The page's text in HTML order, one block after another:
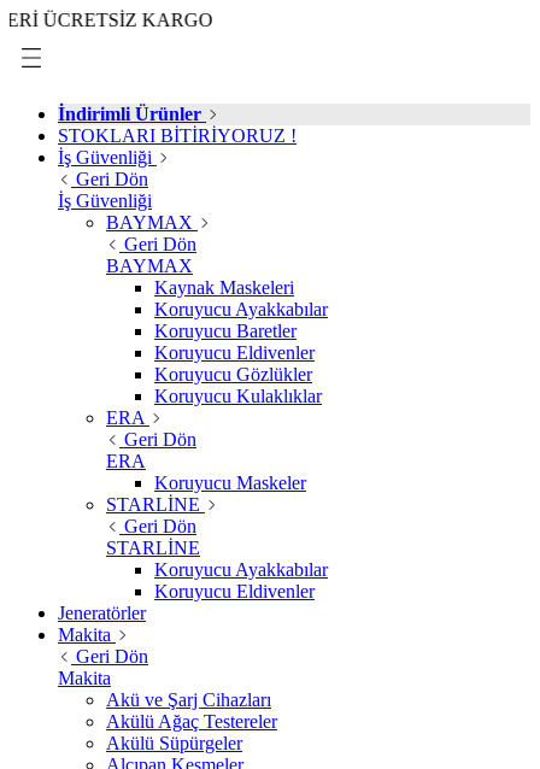
KARGO
İndirimli Ürünler
STOKLARI BİTİRİYORUZ !
İş Güvenliği
Geri Dön
İş Güvenliği
BAYMAX
Geri Dön
BAYMAX
Kaynak Maskeleri
Koruyucu Ayakkabılar
Koruyucu Baretler
Koruyucu Eldivenler
Koruyucu Gözlükler
Koruyucu Kulaklıklar
ERA
Geri Dön
ERA
Koruyucu Maskeler
STARLİNE
Geri Dön
STARLİNE
Koruyucu Ayakkabılar
Koruyucu Eldivenler
Jeneratörler
Makita
Geri Dön
Makita
Akü ve Şarj Cihazları
Akülü Ağaç Testereler
Akülü Süpürgeler
Alçıpan Kesmeler